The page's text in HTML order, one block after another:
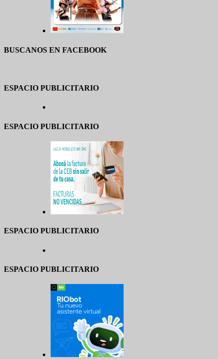
BUSCANOS EN FACEBOOK
ESPACIO PUBLICITARIO
ESPACIO PUBLICITARIO
ESPACIO PUBLICITARIO
ESPACIO PUBLICITARIO